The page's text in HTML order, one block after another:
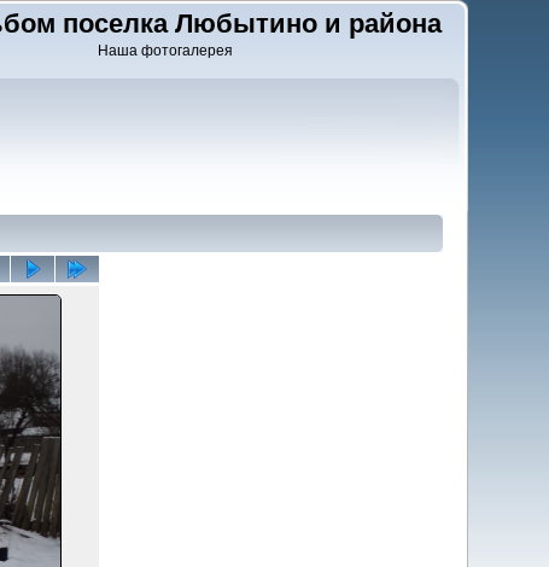
поселка Любытино и района
Наша фотогалерея